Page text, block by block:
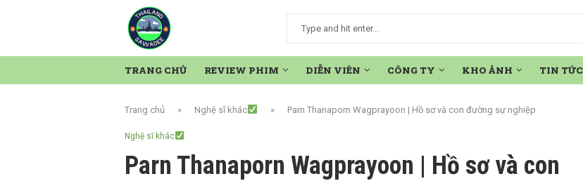
TRANG CHỦ REVIEW PHIM DIỄN VIÊN CÔNG TY KHO ẢNH TIN TỨC
Trang chủ » Nghệ sĩ khác » Parn Thanaporn Wagprayoon | Hồ sơ và con đường sự nghiệp
Nghệ sĩ khác
Parn Thanaporn Wagprayoon | Hồ sơ và con